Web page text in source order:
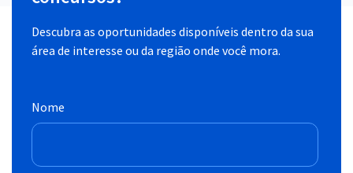
Descubra as oportunidades disponíveis dentro da sua
área de interesse ou da região onde você mora.
Nome